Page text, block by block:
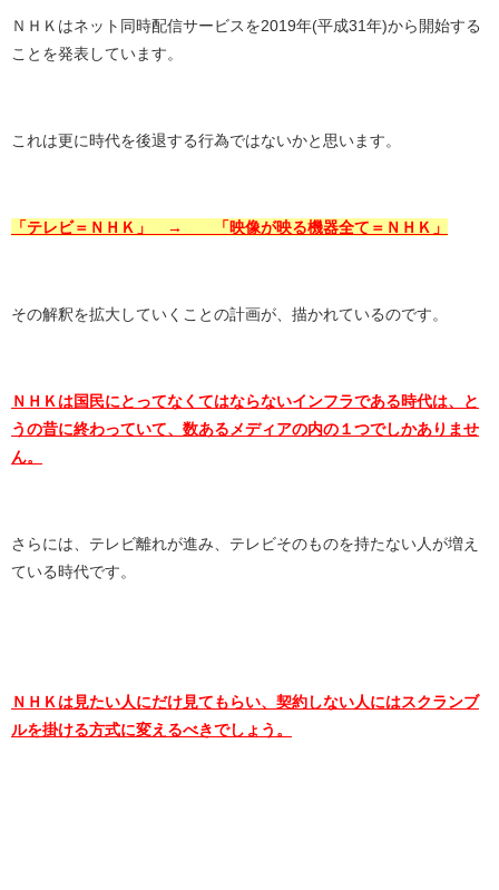
ＮＨＫはネット同時配信サービスを2019年(平成31年)から開始する
ことを発表しています。
これは更に時代を後退する行為ではないかと思います。
「テレビ＝ＮＨＫ」 → 「映像が映る機器全て＝ＮＨＫ」
その解釈を拡大していくことの計画が、描かれているのです。
ＮＨＫは国民にとってなくてはならないインフラである時代は、と
うの昔に終わっていて、数あるメディアの内の１つでしかありませ
ん。
さらには、テレビ離れが進み、テレビそのものを持たない人が増え
ている時代です。
ＮＨＫは見たい人にだけ見てもらい、契約しない人にはスクランブ
ルを掛ける方式に変えるべきでしょう。